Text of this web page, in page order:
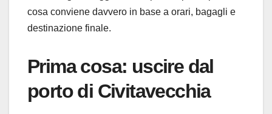
cosa conviene davvero in base a orari, bagagli e
destinazione finale.
Prima cosa: uscire dal
porto di Civitavecchia